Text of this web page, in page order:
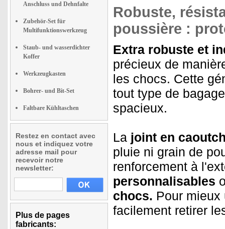
Anschluss und Dehnfalte
Zubehör-Set für
Multifunktionswerkzeug
Staub- und wasserdichter
Koffer
Werkzeugkasten
Bohrer- und Bit-Set
Faltbare Kühltaschen
Restez en contact avec
nous et indiquez votre
adresse mail pour
recevoir notre
newsletter:
Plus de pages
fabricants:
Robuste,
poussière :
Extra robuste et
précieux de
les chocs. Cette
tout type de
spacieux.
La joint en
pluie ni grain de
renforcement à
personnalisables
chocs. Pour
facilement retirer